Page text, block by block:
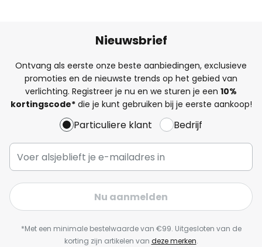
Nieuwsbrief
Ontvang als eerste onze beste aanbiedingen, exclusieve
promoties en de nieuwste trends op het gebied van
verlichting. Registreer je nu en we sturen je een 10%
kortingscode*die je kunt gebruiken bij je eerste aankoop!
Particuliere klant Bedrijf
Nu aanmelden
*Met een minimale bestelwaarde van €99. Uitgesloten van de
korting zijn artikelen van deze merken.